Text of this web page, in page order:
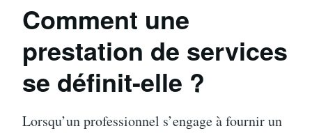
Comment une
prestation de services
se définit-elle ?
Lorsqu’un professionnel s’engage à fournir un